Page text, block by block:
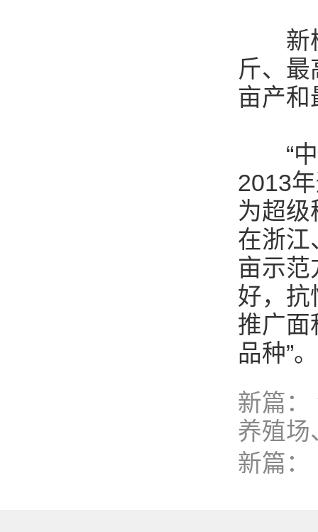
新桔
斤、
亩产和
“中
2013
为超级
在浙江
亩示范
好，抗
推广面
品种”。
新篇：
养殖场
新篇：